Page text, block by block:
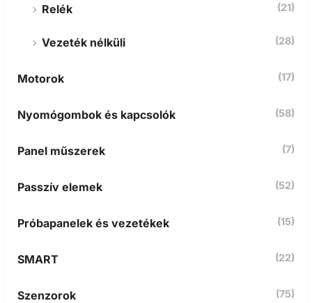
Relék (21)
Vezeték nélküli (28)
Motorok (17)
Nyomógombok és kapcsolók (58)
Panel műszerek (7)
Passzív elemek (52)
Próbapanelek és vezetékek (15)
SMART (22)
Szenzorok (75)